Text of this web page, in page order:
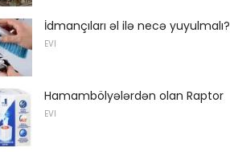
İdmançıları əl ilə necə yuyulmalı?
EVI
Hamambölyələrdən olan Raptor
EVI